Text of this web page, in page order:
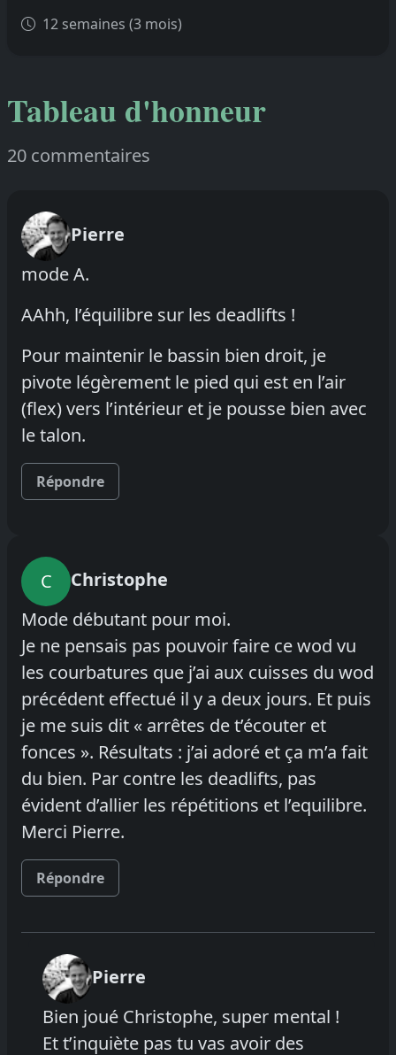
12 semaines (3 mois)
Tableau d'honneur
20 commentaires
Pierre
mode A.
AAhh, l’équilibre sur les deadlifts !
Pour maintenir le bassin bien droit, je
pivote légèrement le pied qui est en l’air
(flex) vers l’intérieur et je pousse bien avec
le talon.
Répondre
C
Christophe
Mode débutant pour moi.
Je ne pensais pas pouvoir faire ce wod vu
les courbatures que j’ai aux cuisses du wod
précédent effectué il y a deux jours. Et puis
je me suis dit « arrêtes de t’écouter et
fonces ». Résultats : j’ai adoré et ça m’a fait
du bien. Par contre les deadlifts, pas
évident d’allier les répétitions et l’equilibre.
Merci Pierre.
Répondre
Pierre
Bien joué Christophe, super mental !
Et t’inquiète pas tu vas avoir des